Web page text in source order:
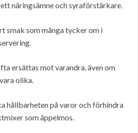
näringsämne och syraförstärkare.
smak som många tycker om i
ersättas mot varandra, även om
olika.
hållbarheten på varor och förhindra
som äppelmos.